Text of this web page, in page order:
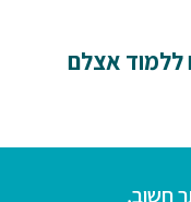
ללמוד אצלם
חשוב,